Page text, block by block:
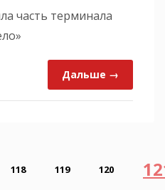
часть терминала
Дальше →
118 119 120